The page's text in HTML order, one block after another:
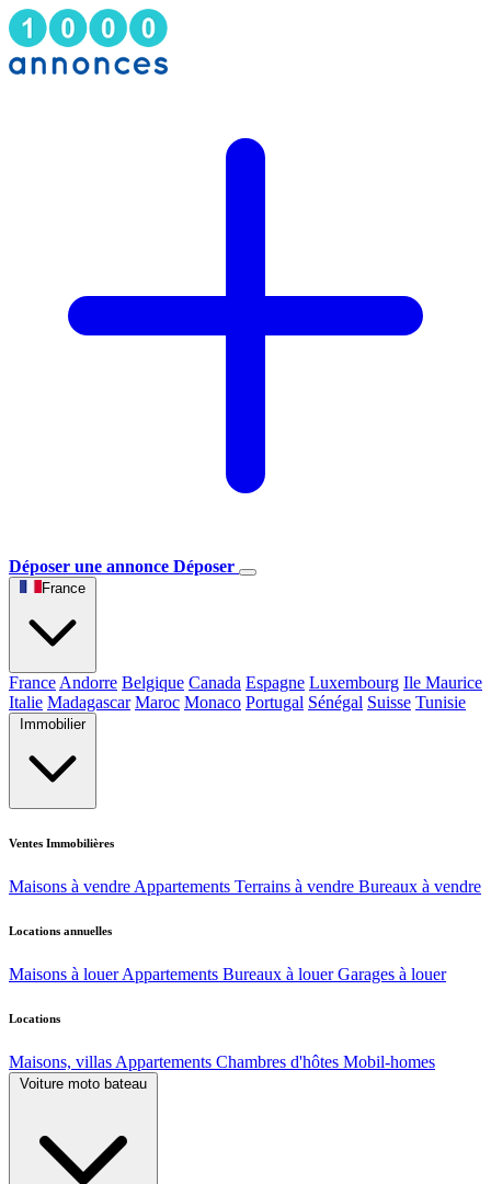
Déposer une annonce Déposer
France
France Andorre Belgique Canada Espagne Luxembourg Ile Maurice
Italie Madagascar Maroc Monaco Portugal Sénégal Suisse Tunisie
Immobilier
Ventes Immobilières
Maisons à vendre Appartements Terrains à vendre Bureaux à vendre
Locations annuelles
Maisons à louer Appartements Bureaux à louer Garages à louer
Locations
Maisons, villas Appartements Chambres d'hôtes Mobil-homes
Voiture moto bateau